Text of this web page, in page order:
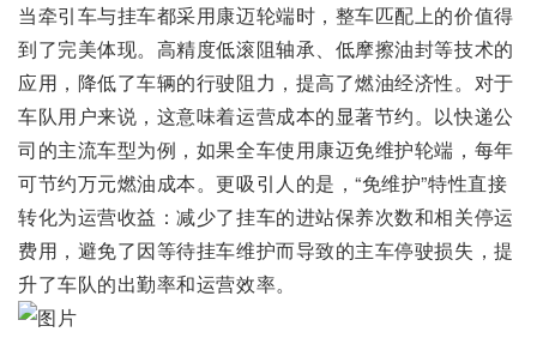
当牵引车与挂车都采用康迈轮端时，整车匹配上的价值得
到了完美体现。高精度低滚阻轴承、低摩擦油封等技术的
应用，降低了车辆的行驶阻力，提高了燃油经济性。对于
车队用户来说，这意味着运营成本的显著节约。以快递公
司的主流车型为例，如果全车使用康迈免维护轮端，每年
可节约万元燃油成本。更吸引人的是，“免维护”特性直接
转化为运营收益：减少了挂车的进站保养次数和相关停运
费用，避免了因等待挂车维护而导致的主车停驶损失，提
升了车队的出勤率和运营效率。